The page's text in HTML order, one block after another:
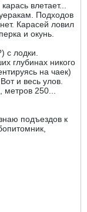
влетает...
Подходов
Карасей ловил
и окунь.
с лодки.
глубинах никого
на чаек)
и весь улов.
250...
подъездов к